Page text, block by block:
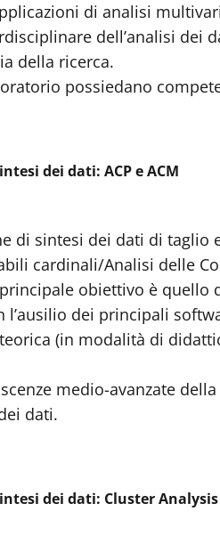
di analisi
dell’analisi dei
della ricerca.
possiedano
dei dati: ACP e ACM
di sintesi dei dati di
cardinali/Analisi delle
obiettivo è
dei principali
(in modalità di
medio-avanzate
dati.
dei dati: Cluster Analysis